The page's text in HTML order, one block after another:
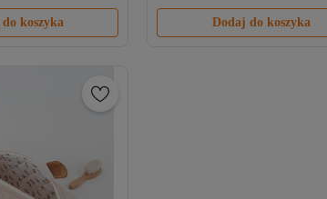
koszyka Dodaj do koszyka